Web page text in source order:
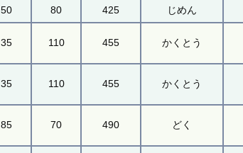
50 80 425 じめん
35 110 455 かくとう
35 110 455 かくとう
85 70 490 どく